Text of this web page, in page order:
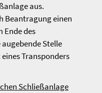
aus.
Beantragung einen
Ende des
Stelle
Transponders
Schließanlage